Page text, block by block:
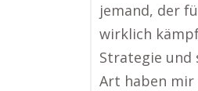
jemand, der
wirklich
Strategie und
Art haben mir